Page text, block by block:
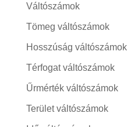
Váltószámok
Tömeg váltószámok
Hosszúság váltószámok
Térfogat váltószámok
Űrmérték váltószámok
Terület váltószámok